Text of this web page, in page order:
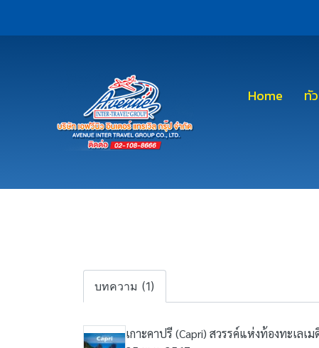
Home ทั
บทความ (1)
เกาะคาปรี (Capri) สวรรค์แห่งท้องทะเลเม